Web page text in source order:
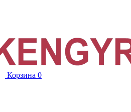
Корзина 0